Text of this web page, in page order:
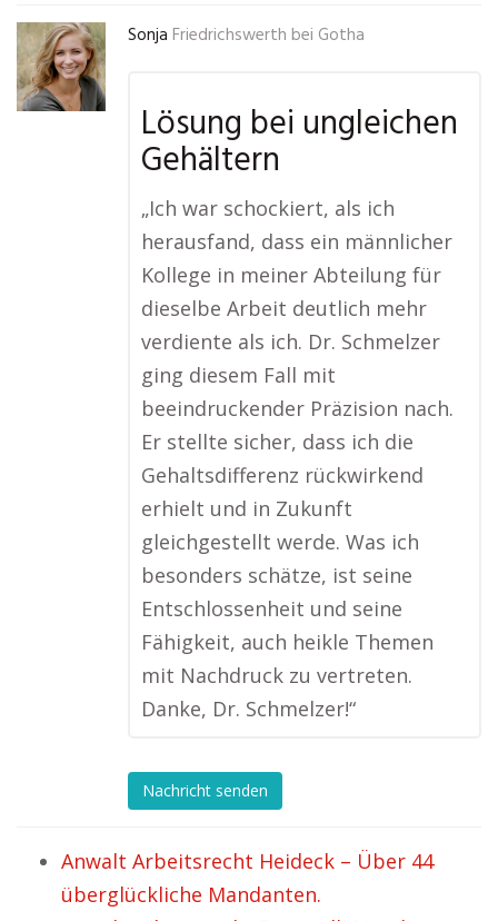
Sonja Friedrichswerth bei Gotha
Lösung bei ungleichen
Gehältern
„Ich war schockiert, als ich
herausfand, dass ein männlicher
Kollege in meiner Abteilung für
dieselbe Arbeit deutlich mehr
verdiente als ich. Dr. Schmelzer
ging diesem Fall mit
beeindruckender Präzision nach.
Er stellte sicher, dass ich die
Gehaltsdifferenz rückwirkend
erhielt und in Zukunft
gleichgestellt werde. Was ich
besonders schätze, ist seine
Entschlossenheit und seine
Fähigkeit, auch heikle Themen
mit Nachdruck zu vertreten.
Danke, Dr. Schmelzer!“
Nachricht senden
Anwalt Arbeitsrecht Heideck – Über 44
überglückliche Mandanten.